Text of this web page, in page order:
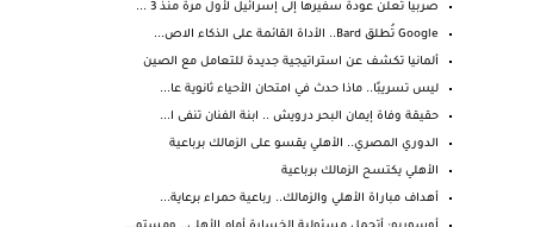
صربيا تعلن عودة سفيرها إلى إسرائيل لأول مرة منذ 3 ...
Google تُطلق Bard.. الأداة القائمة على الذكاء الاص...
ألمانيا تكشف عن استراتيجية جديدة للتعامل مع الصين
ليس تسريبًا.. ماذا حدث في امتحان الأحياء ثانوية عا...
حقيقة وفاة إيمان البحر درويش .. ابنة الفنان تنفى ا...
الدوري المصري.. الأهلي يقسو على الزمالك برباعية
الأهلي يكتسح الزمالك برباعية
أهداف مباراة الأهلي والزمالك.. رباعية حمراء برعاية...